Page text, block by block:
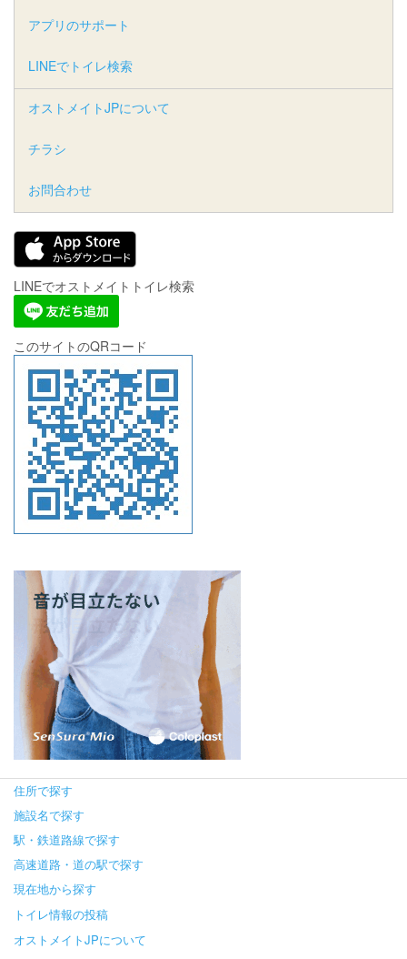
アプリのサポート
LINEでトイレ検索
オストメイトJPについて
チラシ
お問合わせ
LINEでオストメイトトイレ検索
このサイトのQRコード
住所で探す
施設名で探す
駅・鉄道路線で探す
高速道路・道の駅で探す
現在地から探す
トイレ情報の投稿
オストメイトJPについて